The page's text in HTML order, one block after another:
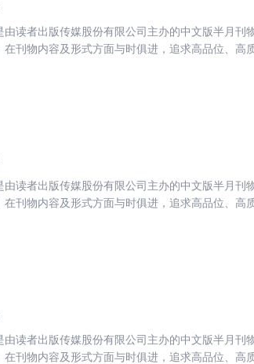
由读者出版传媒股份有限公司主办的中文版半月刊
刊物内容及形式方面与时俱进，追求高品位、高
有深广的影响力与历久弥新的力量！
由读者出版传媒股份有限公司主办的中文版半月刊
刊物内容及形式方面与时俱进，追求高品位、高
有深广的影响力与历久弥新的力量！
由读者出版传媒股份有限公司主办的中文版半月刊
刊物内容及形式方面与时俱进，追求高品位、高